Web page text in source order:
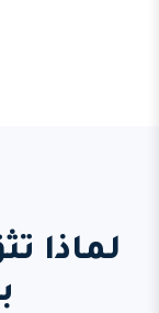
لماذا